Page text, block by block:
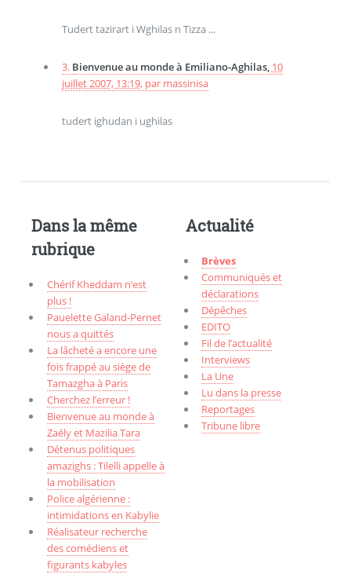
Tudert tazirart i Wghilas n Tizza ...
3. Bienvenue au monde à Emiliano-Aghilas, 10
juillet 2007, 13:19, par massinisa
tudert ighudan i ughilas
Dans la même
rubrique
Chérif Kheddam n’est
plus !
Pauelette Galand-Pernet
nous a quittés
La lâcheté a encore une
fois frappé au siège de
Tamazgha à Paris
Cherchez l’erreur !
Bienvenue au monde à
Zaély et Mazilia Tara
Détenus politiques
amazighs : Tilelli appelle à
la mobilisation
Police algérienne :
intimidations en Kabylie
Réalisateur recherche
des comédiens et
figurants kabyles
Actualité
Brèves
Communiqués et
déclarations
Dépêches
EDITO
Fil de l’actualité
Interviews
La Une
Lu dans la presse
Reportages
Tribune libre